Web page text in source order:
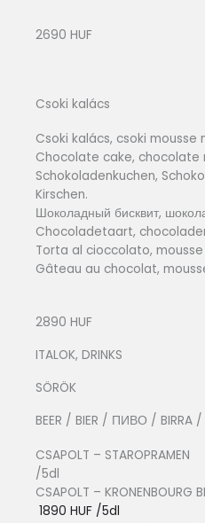
2690 HUF
Csoki kalács
Csoki kalács, csoki mousse
Chocolate cake, chocolate
Schokoladenkuchen,
Kirschen.
Шоколадный бисквит,
Chocoladetaart,
Torta al cioccolato,
Gâteau au chocolat,
2890 HUF
ITALOK, DRINKS
SÖRÖK
BEER / BIER / ПИВО / BIRRA /
CSAPOLT –
/5dl
CSAPOLT – KRONENBOURG
1890 HUF /5dl